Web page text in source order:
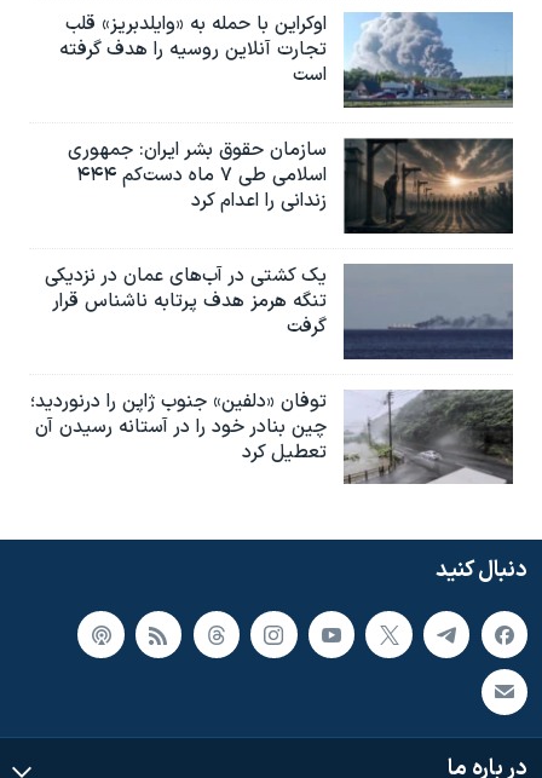
اوکراین با حمله به «وایلدبریز» قلب
تجارت آنلاین روسیه را هدف گرفته
است
سازمان حقوق بشر ایران: جمهوری
اسلامی طی ۷ ماه دست‌کم ۴۴۴
زندانی را اعدام کرد
یک کشتی در آب‌های عمان در نزدیکی
تنگه هرمز هدف پرتابه ناشناس قرار
گرفت
توفان «دلفین» جنوب ژاپن را درنوردید؛
چین بنادر خود را در آستانه رسیدن آن
تعطیل کرد
دنبال کنید
در باره ما